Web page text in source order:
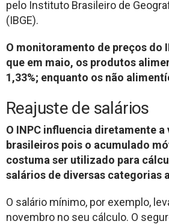
pelo Instituto Brasileiro de
(IBGE).
O monitoramento de preços do
que em maio, os produtos
1,33%; enquanto os não
Reajuste de salários
O INPC influencia diretamente
brasileiros pois o acumulado
costuma ser utilizado para
salários de diversas categorias
O salário mínimo, por exemplo,
novembro no seu cálculo. O